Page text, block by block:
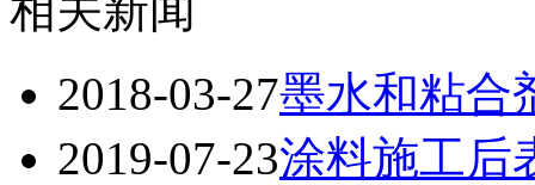
2018-03-27墨水和粘合
2019-07-23涂料施工后